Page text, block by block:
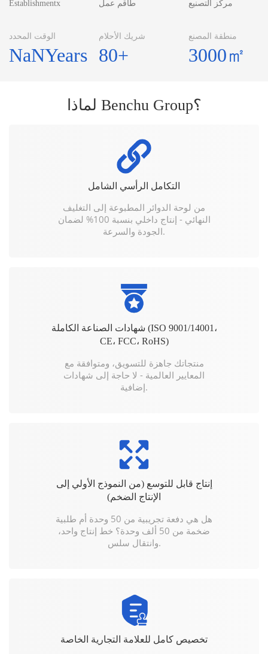
Establishmentx
الوقت المحدد
NaNYears
طاقم عمل
شريك الأحلام
80+
مركز التصنيع
منطقة المصنع
3000㎡
لماذا Benchu Group؟
التكامل الرأسي الشامل
من لوحة الدوائر المطبوعة إلى التغليف
النهائي - إنتاج داخلي بنسبة 100% لضمان
الجودة والسرعة.
شهادات الصناعة الكاملة (ISO 9001/14001،
CE، FCC، RoHS)
منتجاتك جاهزة للتسويق، ومتوافقة مع
المعايير العالمية - لا حاجة إلى شهادات
إضافية.
إنتاج قابل للتوسع (من النموذج الأولي إلى
الإنتاج الضخم)
هل هي دفعة تجريبية من 50 وحدة أم طلبية
ضخمة من 50 ألف وحدة؟ خط إنتاج واحد،
وانتقال سلس.
تخصيص كامل للعلامة التجارية الخاصة